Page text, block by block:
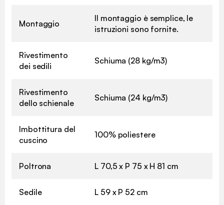
Montaggio
Il montaggio è semplice, le
istruzioni sono fornite.
Rivestimento
dei sedili
Schiuma (28 kg/m3)
Rivestimento
dello schienale
Schiuma (24 kg/m3)
Imbottitura del
cuscino
100% poliestere
Poltrona L 70,5 x P 75 x H 81 cm
Sedile L 59 x P 52 cm